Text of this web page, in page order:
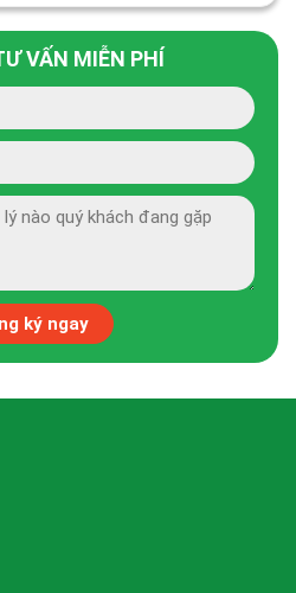
VẤN MIỄN PHÍ